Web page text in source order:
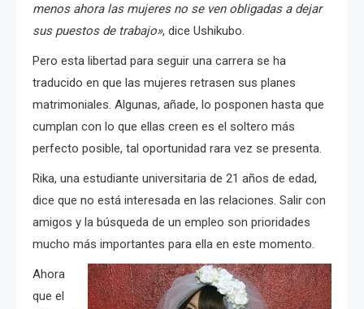
menos ahora las mujeres no se ven obligadas a dejar
sus puestos de trabajo», dice Ushikubo.
Pero esta libertad para seguir una carrera se ha
traducido en que las mujeres retrasen sus planes
matrimoniales. Algunas, añade, lo posponen hasta que
cumplan con lo que ellas creen es el soltero más
perfecto posible, tal oportunidad rara vez se presenta.
Rika, una estudiante universitaria de 21 años de edad,
dice que no está interesada en las relaciones. Salir con
amigos y la búsqueda de un empleo son prioridades
mucho más importantes para ella en este momento.
Ahora
que el